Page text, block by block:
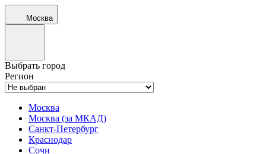
Москва
Выбрать город
Регион
Москва
Москва (за МКАД)
Санкт-Петербург
Краснодар
Сочи